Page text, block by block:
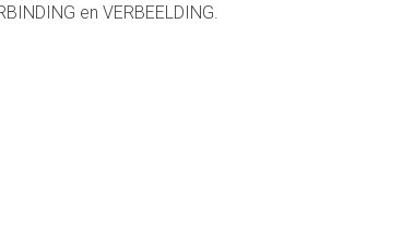
en VERBEELDING.